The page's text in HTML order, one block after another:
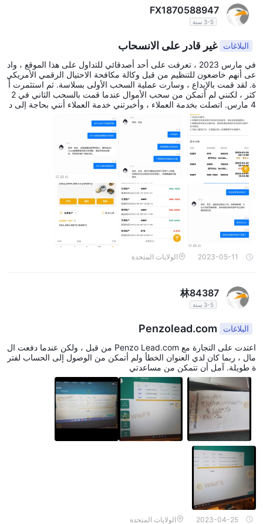
FX1870588947
3-5 سنة
البلاغات غير قادر على الانسحاب
في مارس 2023 ، تعرفت على أحد أصدقائي للتداول على هذا الموقع ، واد
عى أنهم خاضعون للتنظيم من قبل وكالة مكافحة الاحتيال الرقمي الأمريكي
ة. لقد قمت بالإيداع ، وسارت عملية السحب الأولى بسلاسة. ثم استثمرت أ
كثر ، لكنني لم أتمكن من سحب الأموال عندما قمت بالسحب الثاني في 2
4 مارس. اتصلت بخدمة العملاء ، وأخبرتني خدمة العملاء أنني بحاجة إلى د
فع 20٪ من ضريبة أرباح رأس المال ، وهذا لا يمكن حسمها مباشرة من الح
ساب. يجب إعادة إرساله إلى حساب آخر تحدده المنصة ، ولا يمكن استخدا
م الحساب المخصص إلا لمدة ساعتين في كل مرة ، ولكن لم يتم إصلاحه ،
يجب تغييره كل ساعتين ، وإلا لا يمكن إجراء السحب. عندما اتصلت بموظف
، لقد طلبوا مني دفع أكثر من 11000 دولار أمريكي كضريبة على أرباح رأ
س المال. من الواضح أن هذا احتيال ، وآمل أن تساعدني الإدارات المعنية.
2023-05-11 الولايات المتحدة
林84387
3-5 سنة
البلاغات
اعتدت على التجارة مع Penzo Lead.com من قبل ، ولكن عندما دفعت ال
مال ، ربما كان لدي العنوان الخطأ ولم أتمكن من الوصول إلى الحساب لفتر
ة طويلة. آمل أن تتمكن من مساعدتي
2023-04-25 الولايات المتحدة